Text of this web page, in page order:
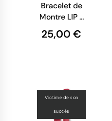
Bracelet de
Montre LIP -
Cuir Noir
Lisse - 14
25,00 €
Victime de son
succès